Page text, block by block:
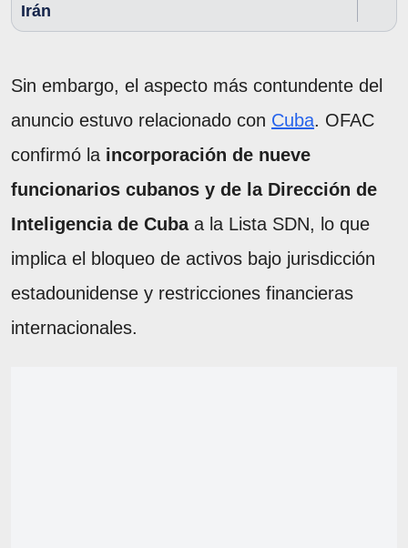
Irán
Sin embargo, el aspecto más contundente del
anuncio estuvo relacionado con Cuba. OFAC
confirmó la incorporación de nueve
funcionarios cubanos y de la Dirección de
Inteligencia de Cubaa la Lista SDN, lo que
implica el bloqueo de activos bajo jurisdicción
estadounidense y restricciones financieras
internacionales.